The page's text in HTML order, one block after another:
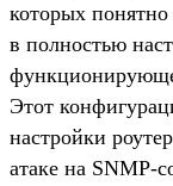
которых
в полностью
Этот
настройки
атаке на SNMP-